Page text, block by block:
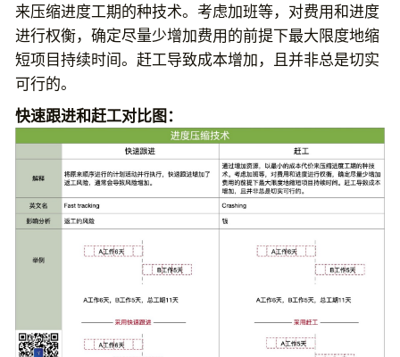
来压缩进度工期的种技术。考虑加班等，对费用和进度
进行权衡，确定尽量少增加费用的前提下最大限度地缩
短项目持续时间。赶工导致成本增加，且并非总是切实
可行的。
快速跟进和赶工对比图：